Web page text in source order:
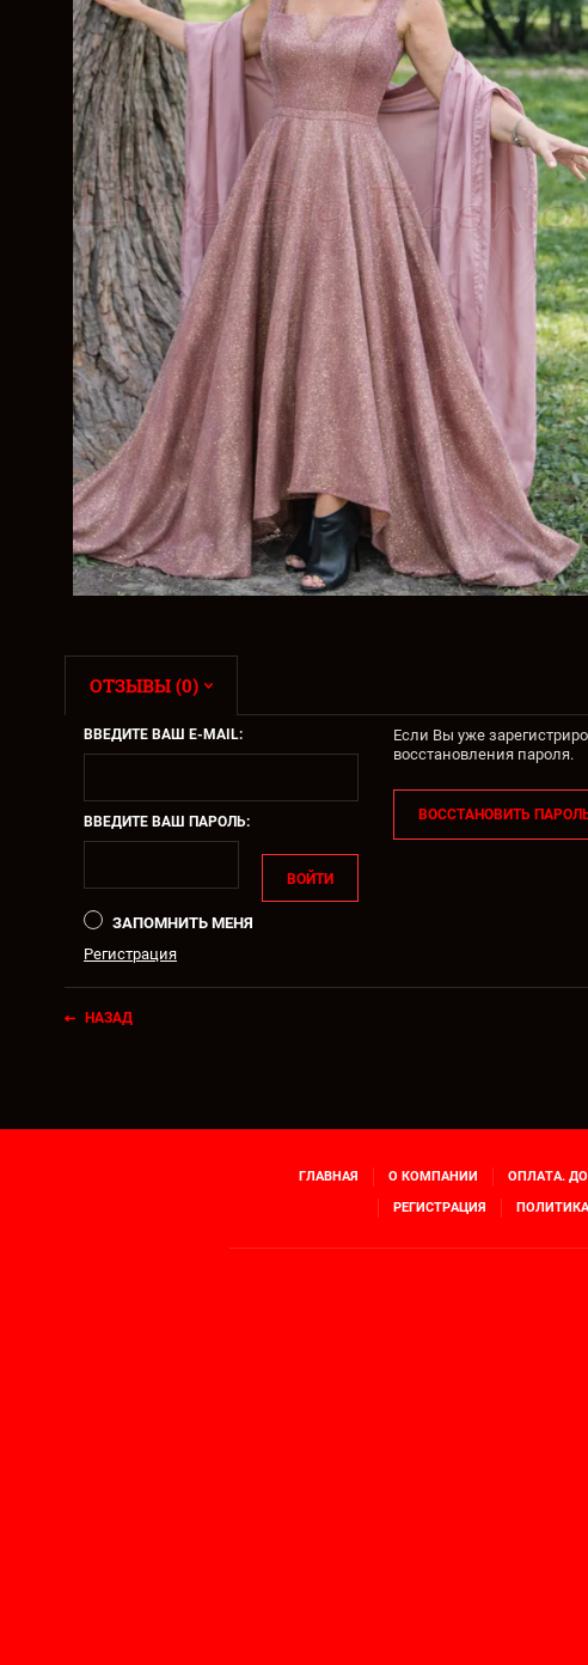
ОТЗЫВЫ (0)
ВВЕДИТЕ ВАШ E-MAIL:
ВВЕДИТЕ ВАШ ПАРОЛЬ:
ВОЙТИ
ЗАПОМНИТЬ МЕНЯ
Регистрация
Если Вы уже
восстановления пароля.
ВОССТАНОВИТЬ
НАЗАД
ГЛАВНАЯ О КОМПАНИИ ОПЛАТА.
РЕГИСТРАЦИЯ